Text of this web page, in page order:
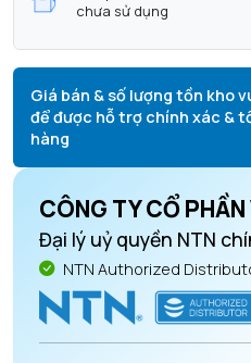
chưa sử dụng
Giá bán & số lượng tồn kho
để được hỗ trợ chính xác &
hàng
CÔNG TY CỔ
Đại lý uỷ quyền NTN
NTN Authorized